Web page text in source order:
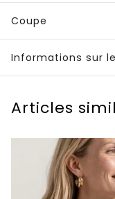
Coupe
Informations sur
Articles